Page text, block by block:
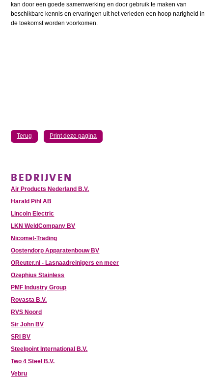
kan door een goede samenwerking en door gebruik te maken van
beschikbare kennis en ervaringen uit het verleden een hoop narigheid in
de toekomst worden voorkomen.
Terug Print deze pagina
BEDRIJVEN
Air Products Nederland B.V.
Harald Pihl AB
Lincoln Electric
LKN WeldCompany BV
Nicomet-Trading
Oostendorp Apparatenbouw BV
OReuter.nl - Lasnaadreinigers en meer
Ozephius Stainless
PMF Industry Group
Rovasta B.V.
RVS Noord
Sir John BV
SRI BV
Steelpoint International B.V.
Two 4 Steel B.V.
Vebru